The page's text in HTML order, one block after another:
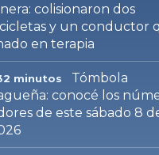
colisionaron dos
y un conductor
en terapia
minutos
Tómbola
conocé los
de este sábado 8